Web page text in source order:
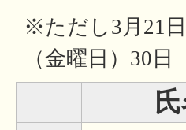
※ただし3月21
（金曜日）30